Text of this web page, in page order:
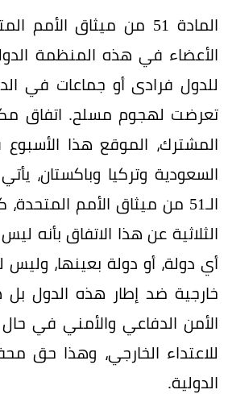
المادة 51 من ميثاق
الأعضاء في هذه المنظمة
للدول فرادى أو جماعات في
تعرضت لهجوم مسلح. اتفاق
المشترك، الموقع هذا
السعودية وتركيا وباكستان،
الـ51 من ميثاق الأمم
الثلاثية عن هذا الاتفاق بأنه
أي دولة، أو دولة بعينها،
خارجية ضد إطار هذه الدول
الأمن الدفاعي والأمني في
للاعتداء الخارجي، وهذا حق
الدولية.